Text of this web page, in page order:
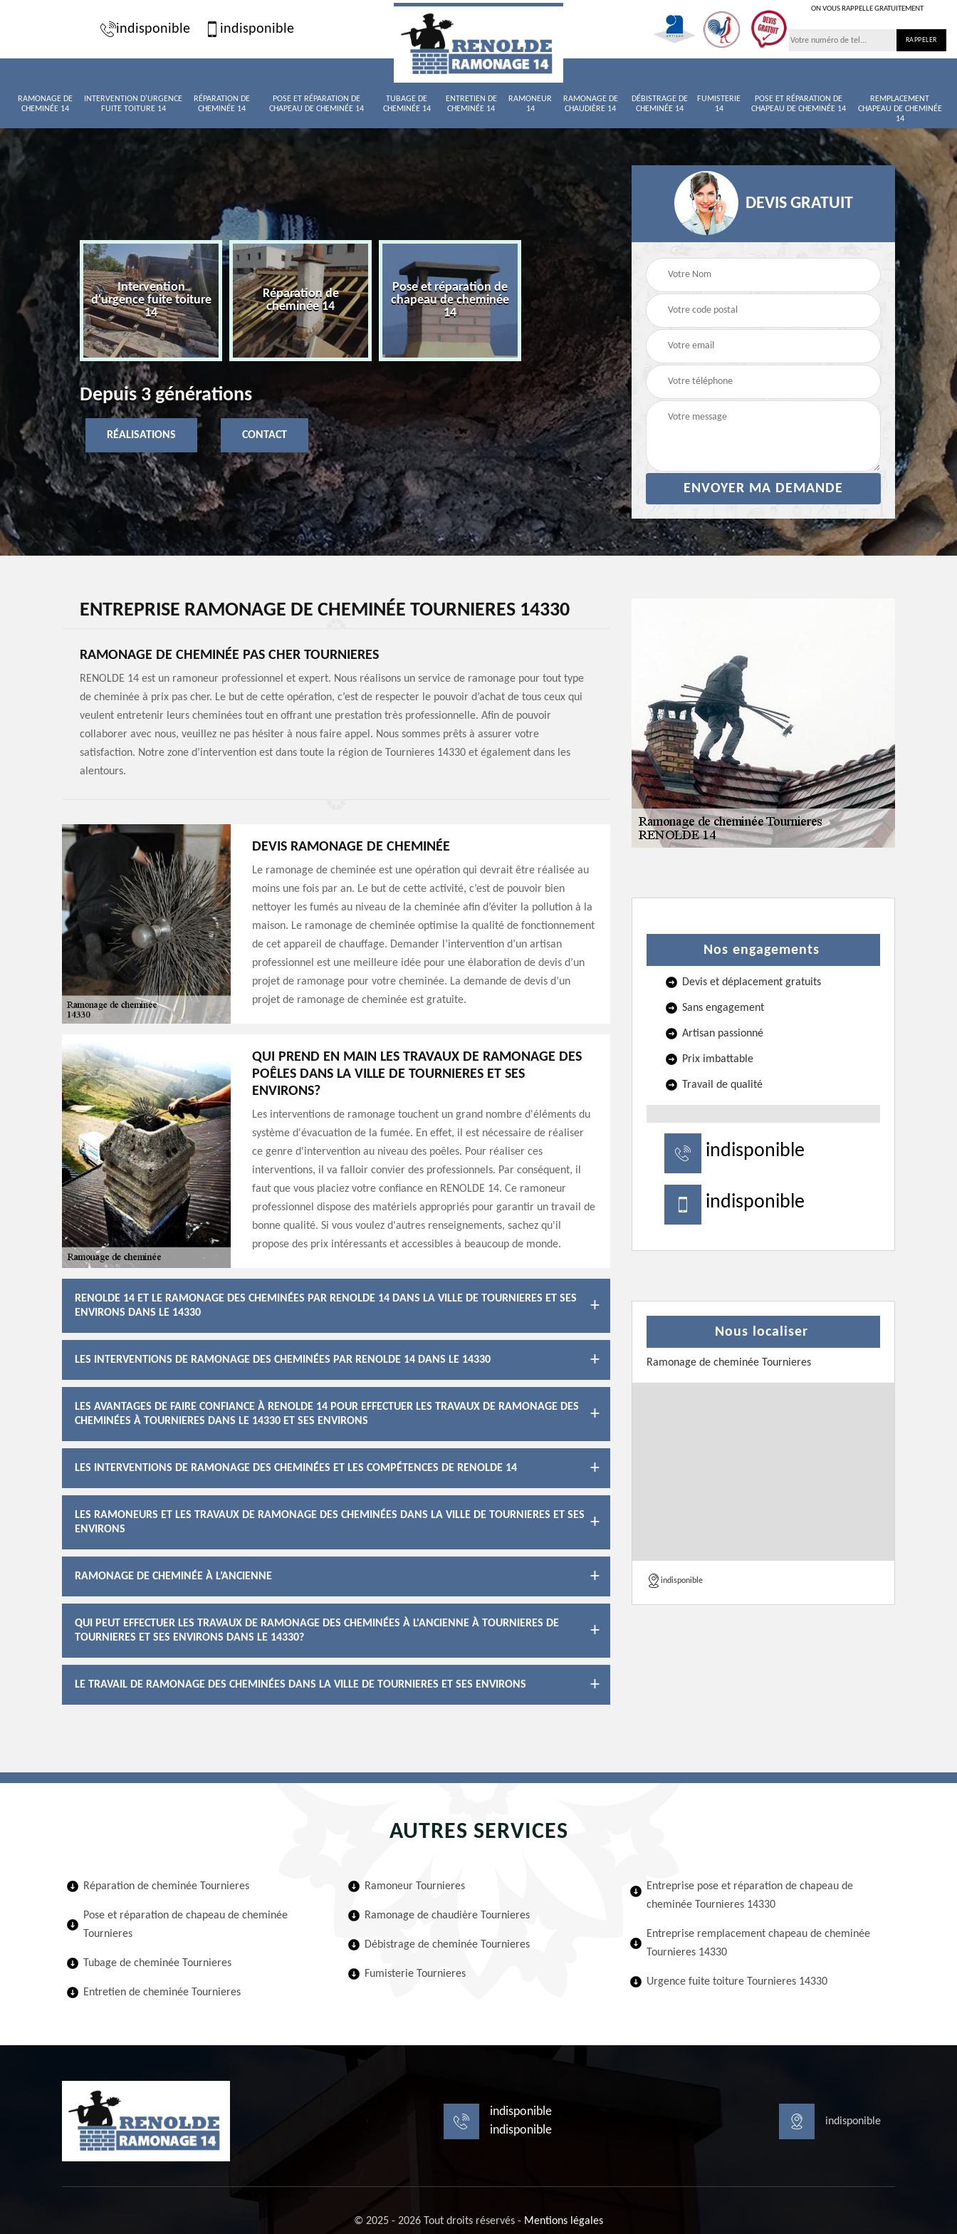
indisponible indisponible
ON VOUS RAPPELLE GRATUITEMENT
RAMONAGE DE
CHEMINÉE 14
INTERVENTION D'URGENCE
FUITE TOITURE 14
RÉPARATION DE
CHEMINÉE 14
POSE ET RÉPARATION DE
CHAPEAU DE CHEMINÉE 14
TUBAGE DE
CHEMINÉE 14
ENTRETIEN DE
CHEMINÉE 14
RAMONEUR
14
RAMONAGE DE
CHAUDIÈRE 14
DÉBISTRAGE DE
CHEMINÉE 14
FUMISTERIE
14
POSE ET RÉPARATION DE
CHAPEAU DE CHEMINÉE 14
REMPLACEMENT
CHAPEAU DE CHEMINÉE
14
de
14
Intervention
d'urgence fuite toiture
14
Réparation de
cheminée 14
Pose et réparation de
chapeau de cheminée
14
Tubage de cheminée
Entretien de cheminée
Ramoneur 14
Depuis 3 générations
RÉALISATIONS CONTACT
DEVIS GRATUIT
ENTREPRISE RAMONAGE DE CHEMINÉE TOURNIERES 14330
RAMONAGE DE CHEMINÉE PAS CHER TOURNIERES
RENOLDE 14 est un ramoneur professionnel et expert. Nous réalisons un service de ramonage pour tout type
de cheminée à prix pas cher. Le but de cette opération, c’est de respecter le pouvoir d’achat de tous ceux qui
veulent entretenir leurs cheminées tout en offrant une prestation très professionnelle. Afin de pouvoir
collaborer avec nous, veuillez ne pas hésiter à nous faire appel. Nous sommes prêts à assurer votre
satisfaction. Notre zone d’intervention est dans toute la région de Tournieres 14330 et également dans les
alentours.
DEVIS RAMONAGE DE CHEMINÉE
Le ramonage de cheminée est une opération qui devrait être réalisée au
moins une fois par an. Le but de cette activité, c’est de pouvoir bien
nettoyer les fumés au niveau de la cheminée afin d’éviter la pollution à la
maison. Le ramonage de cheminée optimise la qualité de fonctionnement
de cet appareil de chauffage. Demander l’intervention d’un artisan
professionnel est une meilleure idée pour une élaboration de devis d’un
projet de ramonage pour votre cheminée. La demande de devis d’un
projet de ramonage de cheminée est gratuite.
QUI PREND EN MAIN LES TRAVAUX DE RAMONAGE DES
POÊLES DANS LA VILLE DE TOURNIERES ET SES
ENVIRONS?
Les interventions de ramonage touchent un grand nombre d'éléments du
système d'évacuation de la fumée. En effet, il est nécessaire de réaliser
ce genre d'intervention au niveau des poêles. Pour réaliser ces
interventions, il va falloir convier des professionnels. Par conséquent, il
faut que vous placiez votre confiance en RENOLDE 14. Ce ramoneur
professionnel dispose des matériels appropriés pour garantir un travail de
bonne qualité. Si vous voulez d'autres renseignements, sachez qu'il
propose des prix intéressants et accessibles à beaucoup de monde.
RENOLDE 14 ET LE RAMONAGE DES CHEMINÉES PAR RENOLDE 14 DANS LA VILLE DE TOURNIERES ET SES
ENVIRONS DANS LE 14330
LES INTERVENTIONS DE RAMONAGE DES CHEMINÉES PAR RENOLDE 14 DANS LE 14330
LES AVANTAGES DE FAIRE CONFIANCE À RENOLDE 14 POUR EFFECTUER LES TRAVAUX DE RAMONAGE DES
CHEMINÉES À TOURNIERES DANS LE 14330 ET SES ENVIRONS
LES INTERVENTIONS DE RAMONAGE DES CHEMINÉES ET LES COMPÉTENCES DE RENOLDE 14
LES RAMONEURS ET LES TRAVAUX DE RAMONAGE DES CHEMINÉES DANS LA VILLE DE TOURNIERES ET SES
ENVIRONS
RAMONAGE DE CHEMINÉE À L’ANCIENNE
QUI PEUT EFFECTUER LES TRAVAUX DE RAMONAGE DES CHEMINÉES À L'ANCIENNE À TOURNIERES DE
TOURNIERES ET SES ENVIRONS DANS LE 14330?
LE TRAVAIL DE RAMONAGE DES CHEMINÉES DANS LA VILLE DE TOURNIERES ET SES ENVIRONS
Nos engagements
Devis et déplacement gratuits
Sans engagement
Artisan passionné
Prix imbattable
Travail de qualité
indisponible
indisponible
Nous localiser
Ramonage de cheminée Tournieres
indisponible
AUTRES SERVICES
Réparation de cheminée Tournieres
Pose et réparation de chapeau de cheminée
Tournieres
Tubage de cheminée Tournieres
Entretien de cheminée Tournieres
Ramoneur Tournieres
Ramonage de chaudière Tournieres
Débistrage de cheminée Tournieres
Fumisterie Tournieres
Entreprise pose et réparation de chapeau de
cheminée Tournieres 14330
Entreprise remplacement chapeau de cheminée
Tournieres 14330
Urgence fuite toiture Tournieres 14330
indisponible
indisponible
indisponible
© 2025 - 2026 Tout droits réservés - Mentions légales